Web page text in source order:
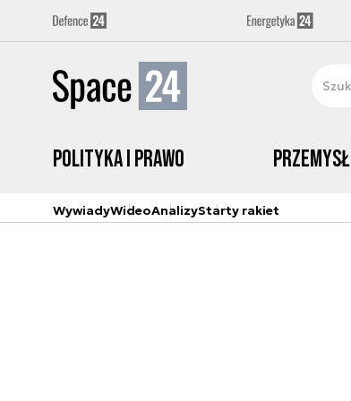
Polityka i prawo Przemysł
WywiadyWideoAnalizyStarty rakiet